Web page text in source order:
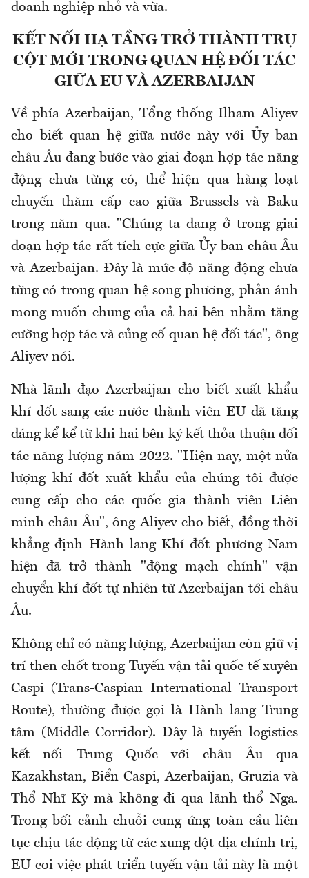
doanh nghiệp nhỏ và vừa.
KẾT NỐI HẠ TẦNG TRỞ THÀNH TRỤ
CỘT MỚI TRONG QUAN HỆ ĐỐI TÁC
GIỮA EU VÀ AZERBAIJAN
Về phía Azerbaijan, Tổng thống Ilham Aliyev
cho biết quan hệ giữa nước này với Ủy ban
châu Âu đang bước vào giai đoạn hợp tác năng
động chưa từng có, thể hiện qua hàng loạt
chuyến thăm cấp cao giữa Brussels và Baku
trong năm qua. "Chúng ta đang ở trong giai
đoạn hợp tác rất tích cực giữa Ủy ban châu Âu
và Azerbaijan. Đây là mức độ năng động chưa
từng có trong quan hệ song phương, phản ánh
mong muốn chung của cả hai bên nhằm tăng
cường hợp tác và củng cố quan hệ đối tác", ông
Aliyev nói.
Nhà lãnh đạo Azerbaijan cho biết xuất khẩu
khí đốt sang các nước thành viên EU đã tăng
đáng kể kể từ khi hai bên ký kết thỏa thuận đối
tác năng lượng năm 2022. "Hiện nay, một nửa
lượng khí đốt xuất khẩu của chúng tôi được
cung cấp cho các quốc gia thành viên Liên
minh châu Âu", ông Aliyev cho biết, đồng thời
khẳng định Hành lang Khí đốt phương Nam
hiện đã trở thành "động mạch chính" vận
chuyển khí đốt tự nhiên từ Azerbaijan tới châu
Âu.
Không chỉ có năng lượng, Azerbaijan còn giữ vị
trí then chốt trong Tuyến vận tải quốc tế xuyên
Caspi (Trans-Caspian International Transport
Route), thường được gọi là Hành lang Trung
tâm (Middle Corridor). Đây là tuyến logistics
kết nối Trung Quốc với châu Âu qua
Kazakhstan, Biển Caspi, Azerbaijan, Gruzia và
Thổ Nhĩ Kỳ mà không đi qua lãnh thổ Nga.
Trong bối cảnh chuỗi cung ứng toàn cầu liên
tục chịu tác động từ các xung đột địa chính trị,
EU coi việc phát triển tuyến vận tải này là một